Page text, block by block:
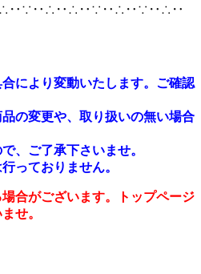
により変動いたします。ご確認
の変更や、取り扱いの無い場合
、ご了承下さいませ。
っておりません。
合がございます。トップページ
せ。